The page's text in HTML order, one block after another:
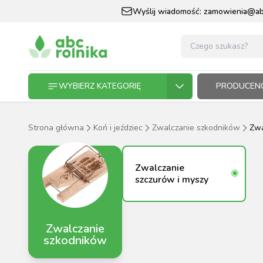
Wyślij wiadomość:
WYBIERZ KATEGORIĘ
ZWIERZĘTA DOMOWE
KOŃ I JEŹDZIEC
KOŃ I
OGRODNICTWO
Strona główna Koń i jeździec Zwalczanie szkodników
Zwalczanie
szkodników
Zwalczanie
szczurów i myszy